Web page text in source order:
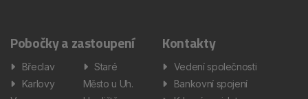
Pobočky a zastoupení
Břeclav
Karlovy
Staré
Město u Uh.
Kontakty
Vedení společnosti
Bankovní spojení